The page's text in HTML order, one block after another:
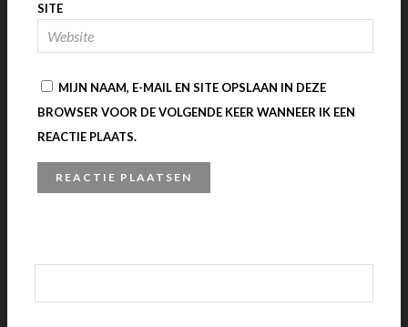
SITE
MIJN NAAM, E-MAIL EN SITE OPSLAAN IN DEZE
BROWSER VOOR DE VOLGENDE KEER WANNEER IK EEN
REACTIE PLAATS.